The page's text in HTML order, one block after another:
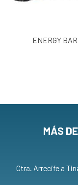
ENERGY BAR
MÁS
Ctra. Arrecife a